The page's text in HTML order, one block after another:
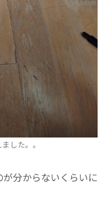
した。。
分からないくらいに